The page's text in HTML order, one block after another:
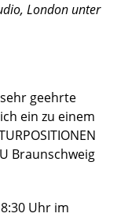
London unter
geehrte
ein zu einem
Braunschweig
Uhr im